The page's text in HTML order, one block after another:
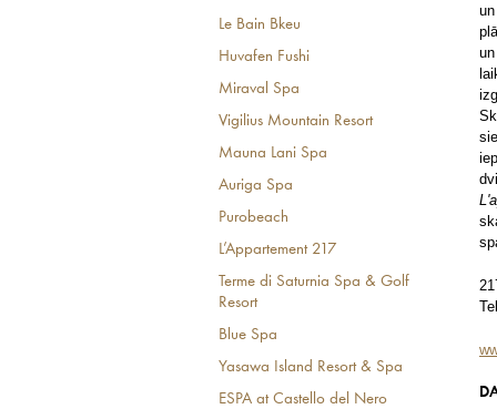
Le Bain Bkeu
Huvafen Fushi
Miraval Spa
Vigilius Mountain Resort
Mauna Lani Spa
Auriga Spa
Purobeach
L’Appartement 217
Terme di Saturnia Spa & Golf
Resort
Blue Spa
Yasawa Island Resort & Spa
ESPA at Castello del Nero